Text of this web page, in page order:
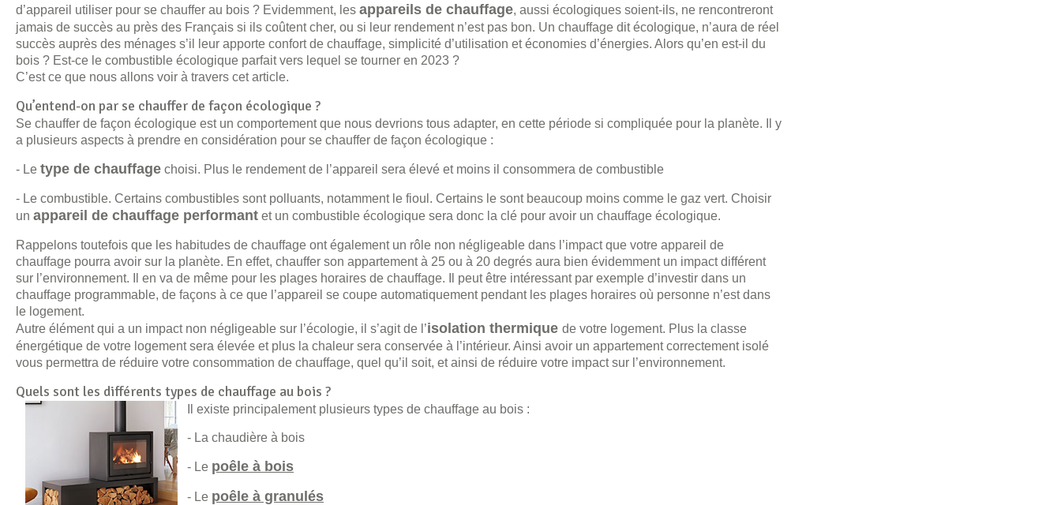
d’appareil utiliser pour se chauffer au bois ? Evidemment, les appareils de chauffage, aussi écologiques soient-ils, ne rencontreront
jamais de succès au près des Français si ils coûtent cher, ou si leur rendement n’est pas bon. Un chauffage dit écologique, n’aura de réel
succès auprès des ménages s’il leur apporte confort de chauffage, simplicité d’utilisation et économies d’énergies. Alors qu’en est-il du
bois ? Est-ce le combustible écologique parfait vers lequel se tourner en 2023 ?
C’est ce que nous allons voir à travers cet article.
Qu’entend-on par se chauffer de façon écologique ?
Se chauffer de façon écologique est un comportement que nous devrions tous adapter, en cette période si compliquée pour la planète. Il y
a plusieurs aspects à prendre en considération pour se chauffer de façon écologique :
- Le type de chauffage choisi. Plus le rendement de l’appareil sera élevé et moins il consommera de combustible
- Le combustible. Certains combustibles sont polluants, notamment le fioul. Certains le sont beaucoup moins comme le gaz vert. Choisir
un appareil de chauffage performant et un combustible écologique sera donc la clé pour avoir un chauffage écologique.
Rappelons toutefois que les habitudes de chauffage ont également un rôle non négligeable dans l’impact que votre appareil de
chauffage pourra avoir sur la planète. En effet, chauffer son appartement à 25 ou à 20 degrés aura bien évidemment un impact différent
sur l’environnement. Il en va de même pour les plages horaires de chauffage. Il peut être intéressant par exemple d’investir dans un
chauffage programmable, de façons à ce que l’appareil se coupe automatiquement pendant les plages horaires où personne n’est dans
le logement.
Autre élément qui a un impact non négligeable sur l’écologie, il s’agit de l’isolation thermique de votre logement. Plus la classe
énergétique de votre logement sera élevée et plus la chaleur sera conservée à l’intérieur. Ainsi avoir un appartement correctement isolé
vous permettra de réduire votre consommation de chauffage, quel qu’il soit, et ainsi de réduire votre impact sur l’environnement.
Quels sont les différents types de chauffage au bois ?
Il existe principalement plusieurs types de chauffage au bois :
- La chaudière à bois
- Le poêle à bois
- Le poêle à granulés